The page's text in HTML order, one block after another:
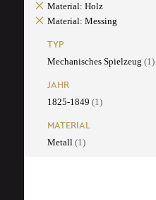
Material: Holz
Material: Messing
TYP
Mechanisches Spielzeug (1)
JAHR
1825-1849 (1)
MATERIAL
Metall (1)